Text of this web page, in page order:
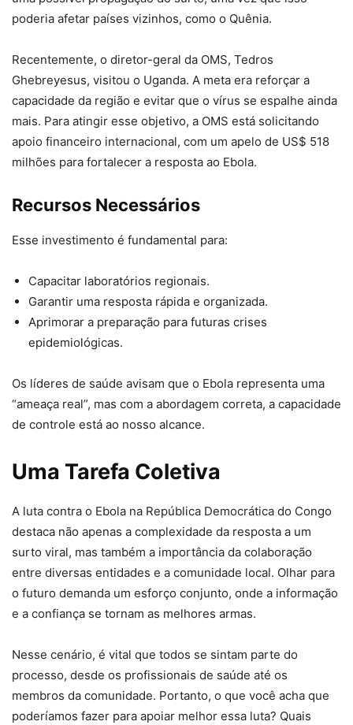
poderia afetar países vizinhos, como o Quênia.
Recentemente, o diretor-geral da OMS, Tedros
Ghebreyesus, visitou o Uganda. A meta era reforçar a
capacidade da região e evitar que o vírus se espalhe ainda
mais. Para atingir esse objetivo, a OMS está solicitando
apoio financeiro internacional, com um apelo de US$ 518
milhões para fortalecer a resposta ao Ebola.
Recursos Necessários
Esse investimento é fundamental para:
Capacitar laboratórios regionais.
Garantir uma resposta rápida e organizada.
Aprimorar a preparação para futuras crises
epidemiológicas.
Os líderes de saúde avisam que o Ebola representa uma
“ameaça real”, mas com a abordagem correta, a capacidade
de controle está ao nosso alcance.
Uma Tarefa Coletiva
A luta contra o Ebola na República Democrática do Congo
destaca não apenas a complexidade da resposta a um
surto viral, mas também a importância da colaboração
entre diversas entidades e a comunidade local. Olhar para
o futuro demanda um esforço conjunto, onde a informação
e a confiança se tornam as melhores armas.
Nesse cenário, é vital que todos se sintam parte do
processo, desde os profissionais de saúde até os
membros da comunidade. Portanto, o que você acha que
poderíamos fazer para apoiar melhor essa luta? Quais